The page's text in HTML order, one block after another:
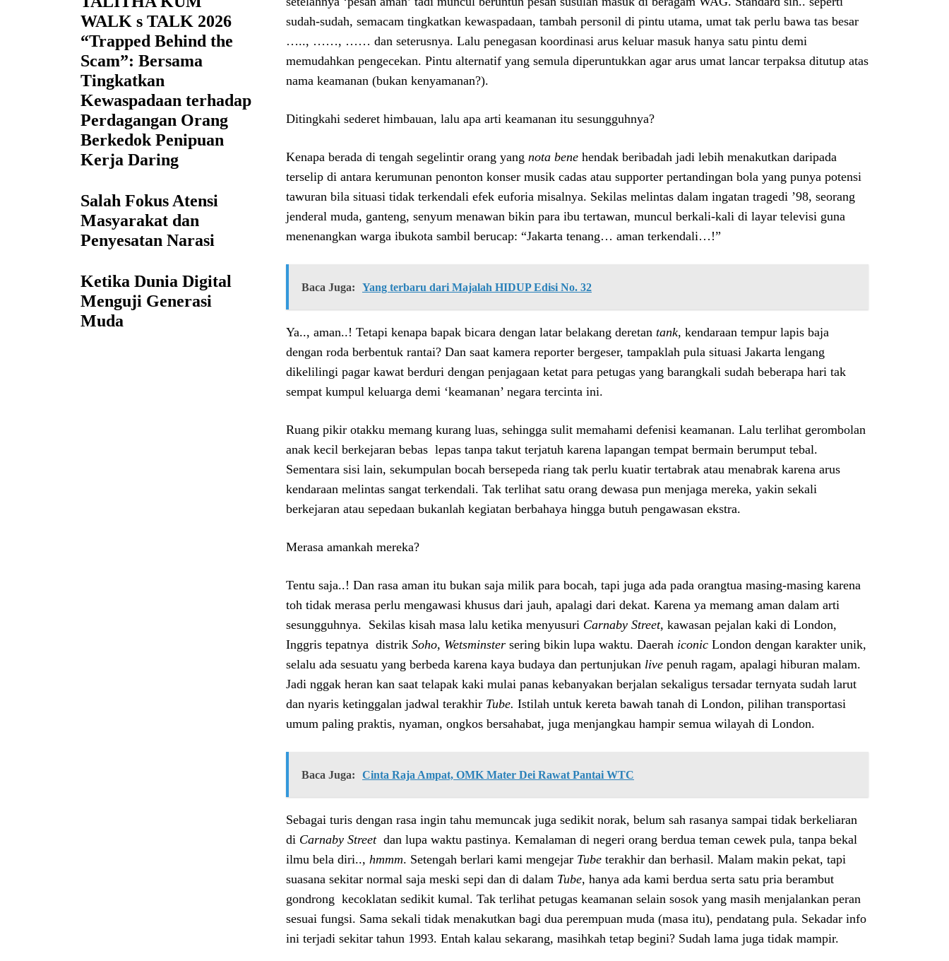
WALK s TALK 2026
“Trapped Behind the
Scam”: Bersama
Tingkatkan
Kewaspadaan terhadap
Perdagangan Orang
Berkedok Penipuan
Kerja Daring
Salah Fokus Atensi
Masyarakat dan
Penyesatan Narasi
Ketika Dunia Digital
Menguji Generasi
Muda
sudah-sudah, semacam tingkatkan kewaspadaan, tambah personil di pintu utama, umat tak perlu bawa tas besar
….., ……, …… dan seterusnya. Lalu penegasan koordinasi arus keluar masuk hanya satu pintu demi
memudahkan pengecekan. Pintu alternatif yang semula diperuntukkan agar arus umat lancar terpaksa ditutup atas
nama keamanan (bukan kenyamanan?).
Ditingkahi sederet himbauan, lalu apa arti keamanan itu sesungguhnya?
Kenapa berada di tengah segelintir orang yang nota bene hendak beribadah jadi lebih menakutkan daripada
terselip di antara kerumunan penonton konser musik cadas atau supporter pertandingan bola yang punya potensi
tawuran bila situasi tidak terkendali efek euforia misalnya. Sekilas melintas dalam ingatan tragedi ’98, seorang
jenderal muda, ganteng, senyum menawan bikin para ibu tertawan, muncul berkali-kali di layar televisi guna
menenangkan warga ibukota sambil berucap: “Jakarta tenang… aman terkendali…!”
Baca Juga: Yang terbaru dari Majalah HIDUP Edisi No. 32
Ya.., aman..! Tetapi kenapa bapak bicara dengan latar belakang deretan tank, kendaraan tempur lapis baja
dengan roda berbentuk rantai? Dan saat kamera reporter bergeser, tampaklah pula situasi Jakarta lengang
dikelilingi pagar kawat berduri dengan penjagaan ketat para petugas yang barangkali sudah beberapa hari tak
sempat kumpul keluarga demi ‘keamanan’ negara tercinta ini.
Ruang pikir otakku memang kurang luas, sehingga sulit memahami defenisi keamanan. Lalu terlihat gerombolan
anak kecil berkejaran bebas lepas tanpa takut terjatuh karena lapangan tempat bermain berumput tebal.
Sementara sisi lain, sekumpulan bocah bersepeda riang tak perlu kuatir tertabrak atau menabrak karena arus
kendaraan melintas sangat terkendali. Tak terlihat satu orang dewasa pun menjaga mereka, yakin sekali
berkejaran atau sepedaan bukanlah kegiatan berbahaya hingga butuh pengawasan ekstra.
Merasa amankah mereka?
Tentu saja..! Dan rasa aman itu bukan saja milik para bocah, tapi juga ada pada orangtua masing-masing karena
toh tidak merasa perlu mengawasi khusus dari jauh, apalagi dari dekat. Karena ya memang aman dalam arti
sesungguhnya. Sekilas kisah masa lalu ketika menyusuri Carnaby Street, kawasan pejalan kaki di London,
Inggris tepatnya distrik Soho, Wetsminster sering bikin lupa waktu. Daerah iconic London dengan karakter unik,
selalu ada sesuatu yang berbeda karena kaya budaya dan pertunjukan live penuh ragam, apalagi hiburan malam.
Jadi nggak heran kan saat telapak kaki mulai panas kebanyakan berjalan sekaligus tersadar ternyata sudah larut
dan nyaris ketinggalan jadwal terakhir Tube. Istilah untuk kereta bawah tanah di London, pilihan transportasi
umum paling praktis, nyaman, ongkos bersahabat, juga menjangkau hampir semua wilayah di London.
Baca Juga: Cinta Raja Ampat, OMK Mater Dei Rawat Pantai WTC
Sebagai turis dengan rasa ingin tahu memuncak juga sedikit norak, belum sah rasanya sampai tidak berkeliaran
di Carnaby Streetdan lupa waktu pastinya. Kemalaman di negeri orang berdua teman cewek pula, tanpa bekal
ilmu bela diri.., hmmm. Setengah berlari kami mengejar Tube terakhir dan berhasil. Malam makin pekat, tapi
suasana sekitar normal saja meski sepi dan di dalam Tube, hanya ada kami berdua serta satu pria berambut
gondrong kecoklatan sedikit kumal. Tak terlihat petugas keamanan selain sosok yang masih menjalankan peran
sesuai fungsi. Sama sekali tidak menakutkan bagi dua perempuan muda (masa itu), pendatang pula. Sekadar info
ini terjadi sekitar tahun 1993. Entah kalau sekarang, masihkah tetap begini? Sudah lama juga tidak mampir.